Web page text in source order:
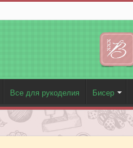
Все для рукоделия Бисер